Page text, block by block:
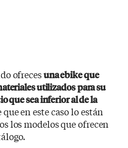
ofrecesuna ebike que
utilizadospara su
que sea inferior al de la
que en este caso lo están
los modelos que ofrecen